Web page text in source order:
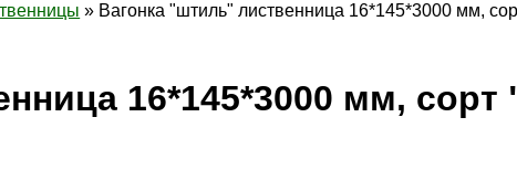
» Вагонка "штиль" лиственница 16*145*3000 мм,
16*145*3000 мм,